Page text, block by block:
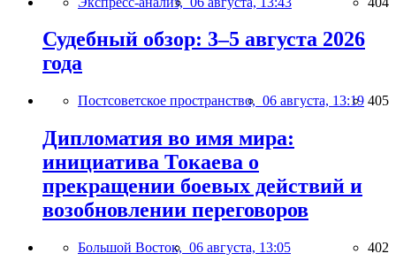
Судебный обзор: 3–5 августа 2026
года
Постсоветское пространство, 06 августа, 13:19 405
Дипломатия во имя мира:
инициатива Токаева о
прекращении боевых действий и
возобновлении переговоров
Большой Восток, 06 августа, 13:05 402